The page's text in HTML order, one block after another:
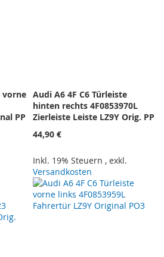
vorne
PP
Audi A6 4F C6 Türleiste
hinten rechts 4F0853970L
Zierleiste Leiste LZ9Y Orig. PP
44,90 €
Inkl. 19% Steuern , exkl.
Versandkosten